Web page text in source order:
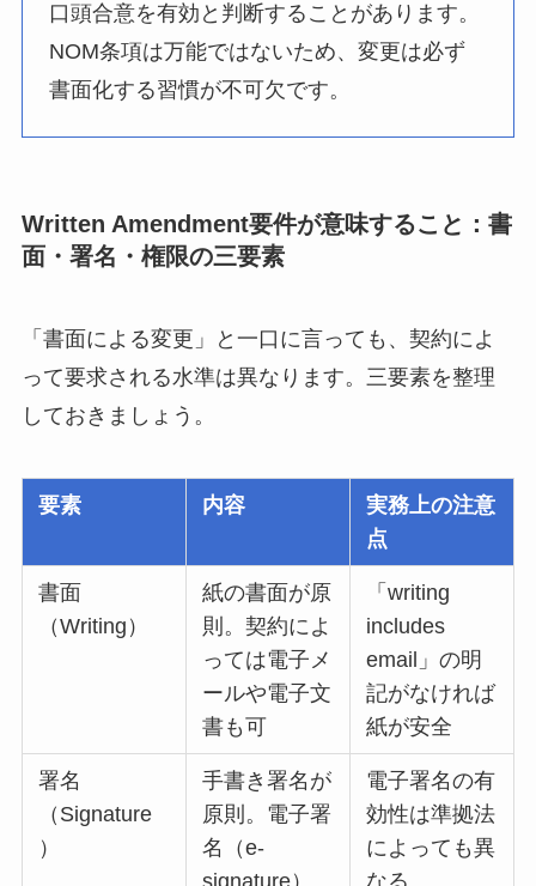
口頭合意を有効と判断することがあります。
NOM条項は万能ではないため、変更は必ず
書面化する習慣が不可欠です。
Written Amendment要件が意味すること：書
面・署名・権限の三要素
「書面による変更」と一口に言っても、契約によ
って要求される水準は異なります。三要素を整理
しておきましょう。
要素 内容
実務上の注意
点
書面
（Writing）
紙の書面が原
則。契約によ
っては電子メ
ールや電子文
書も可
「writing
includes
email」の明
記がなければ
紙が安全
署名
（Signature
）
手書き署名が
原則。電子署
名（e-
電子署名の有
効性は準拠法
によっても異